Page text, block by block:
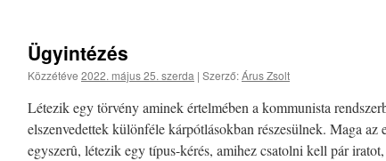
Ügyintézés
Közzétéve 2022. május 25. szerda | Szerző:Árus Zsolt
Létezik egy törvény aminek értelmében a kommunista
elszenvedettek különféle kárpótlásokban részesülnek. Maga az
egyszerû, létezik egy típus-kérés, amihez csatolni kell pár